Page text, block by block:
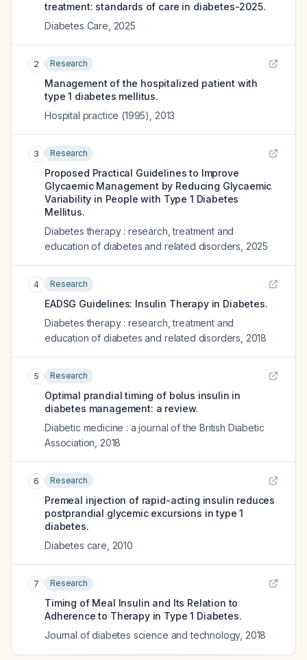
treatment: standards of care in diabetes-2025.
Diabetes Care 2025
2 Research
Management of the hospitalized patient with
type 1 diabetes mellitus.
Hospital practice (1995)
2013
3 Research
Proposed Practical Guidelines to Improve
Glycaemic Management by Reducing Glycaemic
Variability in People with Type 1 Diabetes
Mellitus.
Diabetes therapy : research, treatment and
education of diabetes and related disorders 2025
4 Research
EADSG Guidelines: Insulin Therapy in Diabetes.
Diabetes therapy : research, treatment and
education of diabetes and related disorders 2018
5 Research
Optimal prandial timing of bolus insulin in
diabetes management: a review.
Diabetic medicine : a journal of the British Diabetic
Association 2018
6 Research
Premeal injection of rapid-acting insulin reduces
postprandial glycemic excursions in type 1
diabetes.
Diabetes care 2010
7 Research
Timing of Meal Insulin and Its Relation to
Adherence to Therapy in Type 1 Diabetes.
Journal of diabetes science and technology, 2018